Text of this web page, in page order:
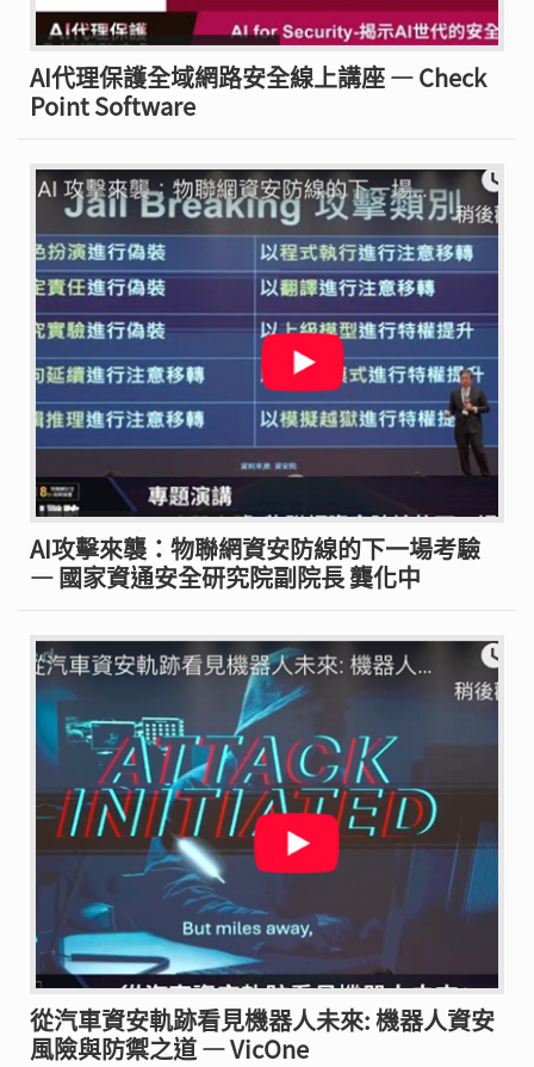
AI代理保護全域網路安全線上講座 — Check
Point Software
AI攻擊來襲：物聯網資安防線的下一場考驗
— 國家資通安全研究院副院長 龔化中
從汽車資安軌跡看見機器人未來: 機器人資安
風險與防禦之道 — VicOne